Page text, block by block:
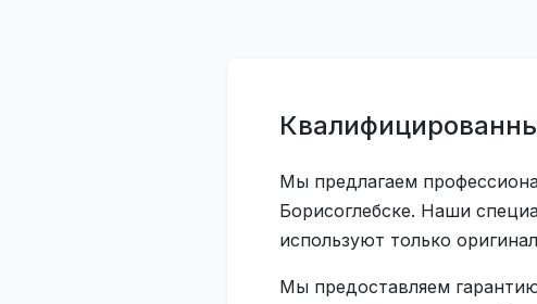
Мы предлагаем
Борисоглебске. Наши
используют только
Мы предоставляем